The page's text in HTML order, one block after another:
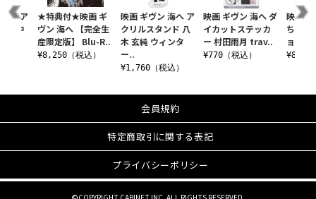
映画 ギヴン 海へ ア
クリルスタンド 八
木 玄純 ウィンタ
ー..
¥1,760（税込）
映画 ギヴン 海へ ダ
イカットステッカ
ー 村田雨月 trav..
¥770（税込）
映画
ちぇい
ョン
¥880
へ ア
ド 中
★特典付★映画 ギ
ヴン 海へ 【完全生
産限定版】 Blu-R..
¥8,250（税込）
会員規約
特定商取引に関する表記
プライバシーポリシー